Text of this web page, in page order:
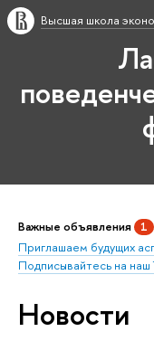
Высшая школа
Важные объявления 1
Приглашаем будущих
Подписывайтесь на наш
Новости